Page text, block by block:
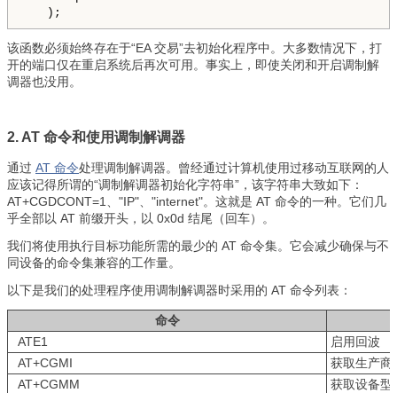
该函数必须始终存在于“EA 交易”去初始化程序中。大多数情况下，打
开的端口仅在重启系统后再次可用。事实上，即使关闭和开启调制解
调器也没用。
2. AT 命令和使用调制解调器
通过 АТ 命令处理调制解调器。曾经通过计算机使用过移动互联网的人
应该记得所谓的“调制解调器初始化字符串”，该字符串大致如下：
AT+CGDCONT=1、"IP"、"internet"。这就是 AT 命令的一种。它们几
乎全部以 AT 前缀开头，以 0x0d 结尾（回车）。
我们将使用执行目标功能所需的最少的 AT 命令集。它会减少确保与不
同设备的命令集兼容的工作量。
以下是我们的处理程序使用调制解调器时采用的 AT 命令列表：
命令
ATE1
启用回波
AT+CGMI
获取生产商
AT+CGMM
获取设备型